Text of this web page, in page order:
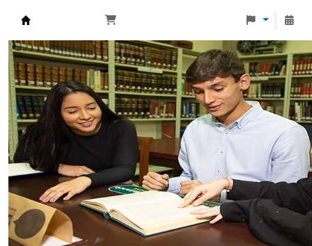
Biblioteca Universidad Monteávila